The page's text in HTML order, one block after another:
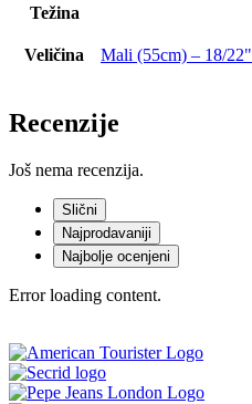
Težina
Veličina Mali (55cm) – 18/22"
Recenzije
Još nema recenzija.
Slični
Najprodavaniji
Najbolje ocenjeni
Error loading content.